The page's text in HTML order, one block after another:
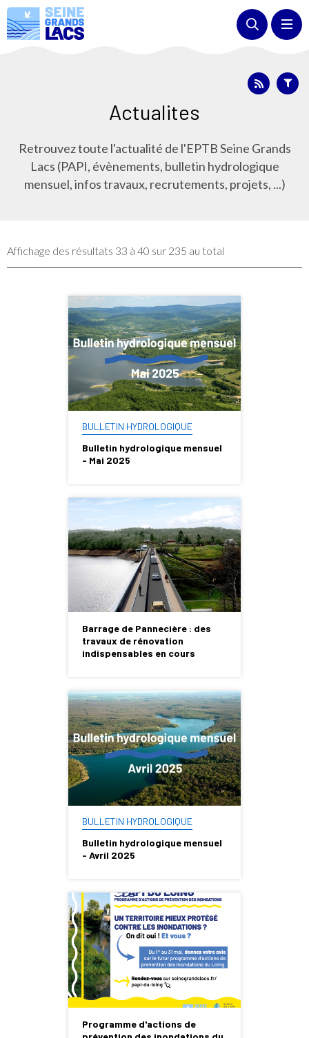
Actualites
Retrouvez toute l'actualité de l'EPTB Seine Grands
Lacs (PAPI, évènements, bulletin hydrologique
mensuel, infos travaux, recrutements, projets, ...)
Affichage des résultats 33 à 40 sur 235 au total
BULLETIN HYDROLOGIQUE
Bulletin hydrologique mensuel
- Mai 2025
Barrage de Pannecière : des
travaux de rénovation
indispensables en cours
BULLETIN HYDROLOGIQUE
Bulletin hydrologique mensuel
- Avril 2025
Programme d'actions de